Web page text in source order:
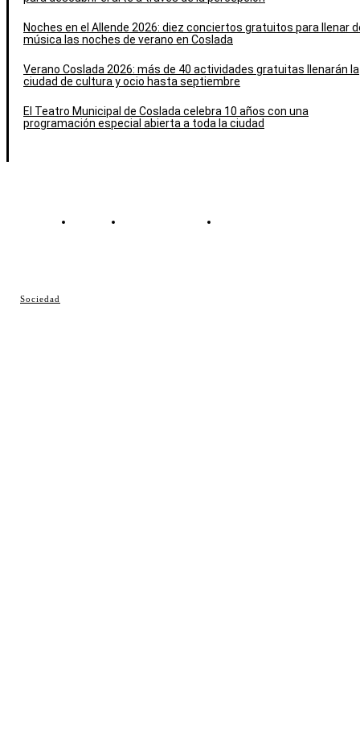
Sociedad
Noches en el Allende 2026: diez conciertos gratuitos para llenar
música las noches de verano en Coslada
Verano Coslada 2026: más de 40 actividades gratuitas llenarán la
ciudad de cultura y ocio hasta septiembre
El Teatro Municipal de Coslada celebra 10 años con una
programación especial abierta a toda la ciudad
Contacto Política de cookies